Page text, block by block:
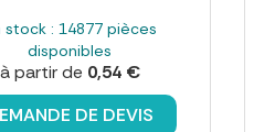
stock : 14877 pièces
disponibles
à partir de 0,54 €
DE DEVIS